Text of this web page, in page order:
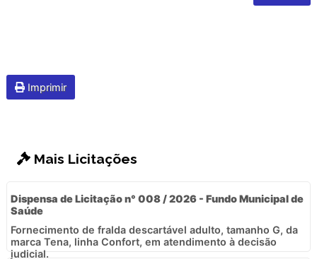
Imprimir
Mais Licitações
Dispensa de Licitação n° 008 / 2026 - Fundo Municipal de
Saúde
Fornecimento de fralda descartável adulto, tamanho G, da
marca Tena, linha Confort, em atendimento à decisão
judicial.